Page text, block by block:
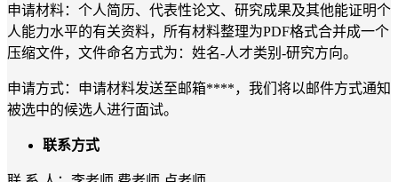
申请材料：个人简历、代表性论文、研究成果及其他能证明个
人能力水平的有关资料，所有材料整理为PDF格式合并成一个
压缩文件，文件命名方式为：姓名-人才类别-研究方向。
申请方式：申请材料发送至邮箱****，我们将以邮件方式通知
被选中的候选人进行面试。
联系方式